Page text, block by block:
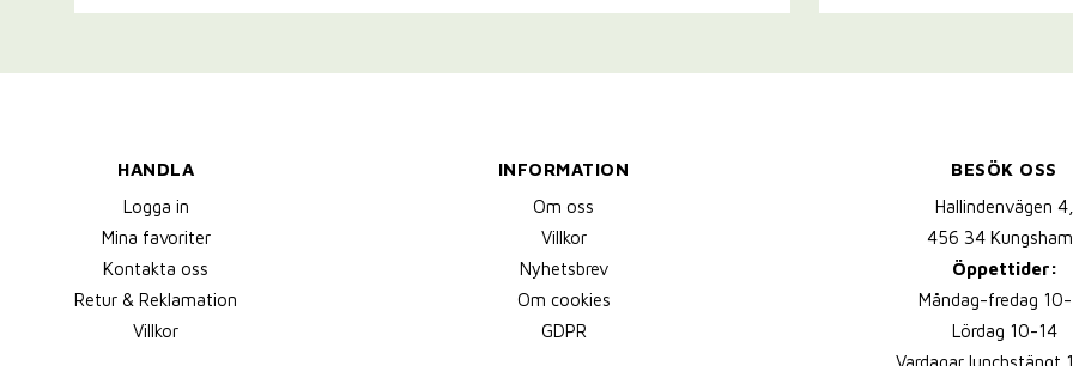
HANDLA
Logga in
Mina favoriter
Kontakta oss
Retur & Reklamation
Villkor
INFORMATION
Om oss
Villkor
Nyhetsbrev
Om cookies
GDPR
BESÖK OSS
Hallindenvägen 4,
456 34
Öppettider:
Måndag-fredag
Lördag 10-14